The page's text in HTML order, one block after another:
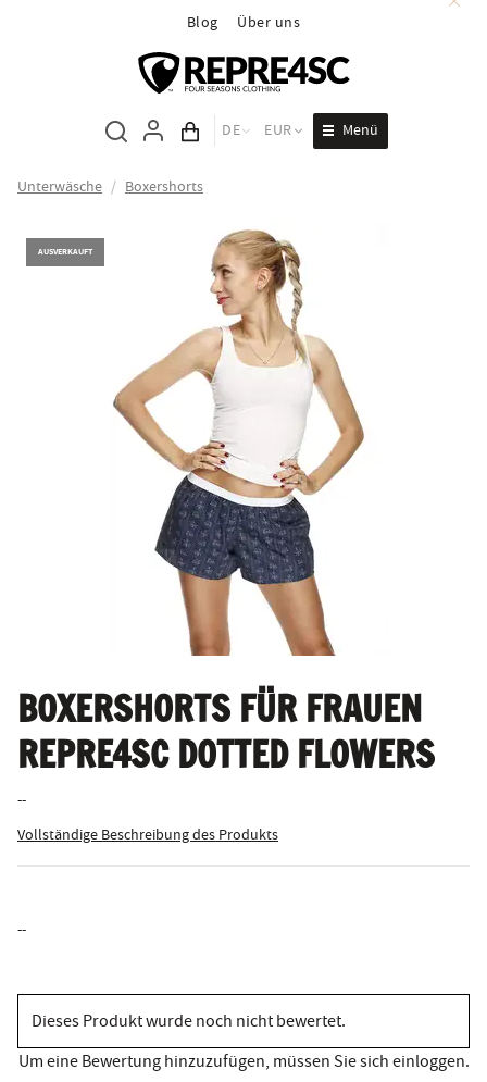
Blog Über uns
Inhalt des Wagens
DE EUR Menü
Unterwäsche / Boxershorts
AUSVERKAUFT
BOXERSHORTS FÜR FRAUEN
REPRE4SC DOTTED FLOWERS
--
Vollständige Beschreibung des Produkts
--
Dieses Produkt wurde noch nicht bewertet.
Um eine Bewertung hinzuzufügen, müssen Sie sich einloggen.